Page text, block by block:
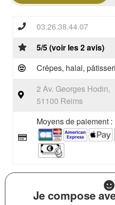
03.26.38.44.07
5/5 (voir les 2 avis)
Crêpes, halal,
2 Av. Georges Hodin,
51100 Reims
Moyens de paiement :
Je compose